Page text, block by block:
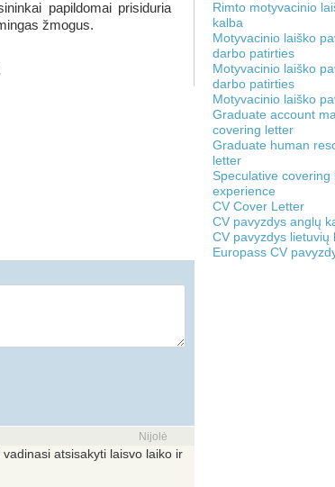
papildomai prisiduria
žmogus.
Rimto motyvacinio
kalba
Motyvacinio laiško
darbo patirties
Motyvacinio laiško
darbo patirties
Motyvacinio laiško
Graduate account
covering letter
Graduate human
letter
Speculative covering
experience
CV Cover Letter
CV pavyzdys anglų
CV pavyzdys lietuvių
Europass CV
Nijolė
atsisakyti laisvo laiko ir